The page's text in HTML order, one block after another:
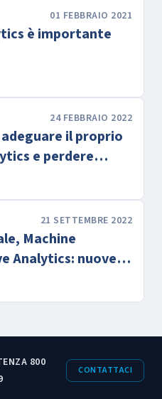
01 FEBBRAIO 2021
è importante
24 FEBBRAIO 2022
adeguare il proprio
e perdere
21 SETTEMBRE 2022
Machine
Analytics: nuove
800
CONTATTACI